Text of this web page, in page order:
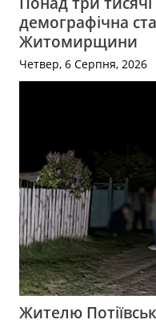
демографічна
Житомирщини
Четвер, 6 Серпня, 2026
Жителю